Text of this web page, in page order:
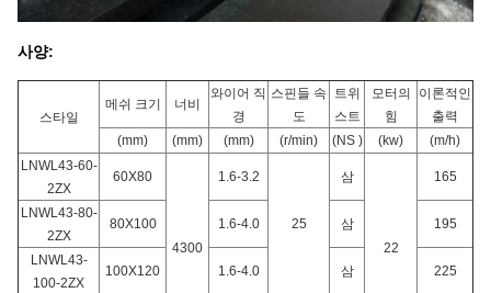
사양:
스타일
메쉬 크기 너비
와이어 직
경
스핀들 속
도
트위
스트
모터의
힘
이론적인
출력
(mm)
(mm) (mm) (r/min) (NS ) (kw)
(m/h)
LNWL43-60-
2ZX
60X80
4300
1.6-3.2
25
삼
22
165
LNWL43-80-
2ZX
80X100 1.6-4.0 삼 195
LNWL43-
100-2ZX
100X120 1.6-4.0 삼 225